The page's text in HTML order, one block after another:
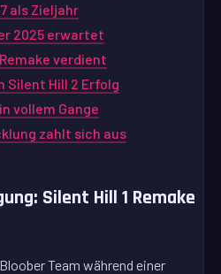
als Zieljahr
2025 erwartet
verdient
Silent Hill 2 Erfolg
vollem Gange
zahlt sich aus
Silent Hill 1 Remake
Team während einer